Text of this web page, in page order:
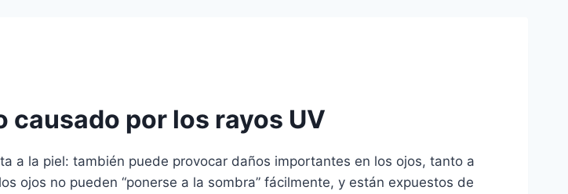
por los rayos UV
a la piel: también puede provocar daños importantes en los ojos, tanto a
ojos no pueden “ponerse a la sombra” fácilmente, y están expuestos de